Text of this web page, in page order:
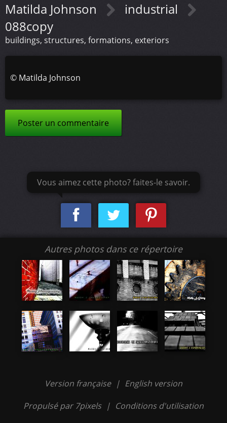
Matilda Johnson
industrial
088copy
buildings, structures, formations, exteriors
© Matilda Johnson
Poster un commentaire
Vous aimez cette photo? faites-le savoir.
Autres photos dans ce répertoire
Version française | English version
Propulsé par 7pixels | Conditions d'utilisation